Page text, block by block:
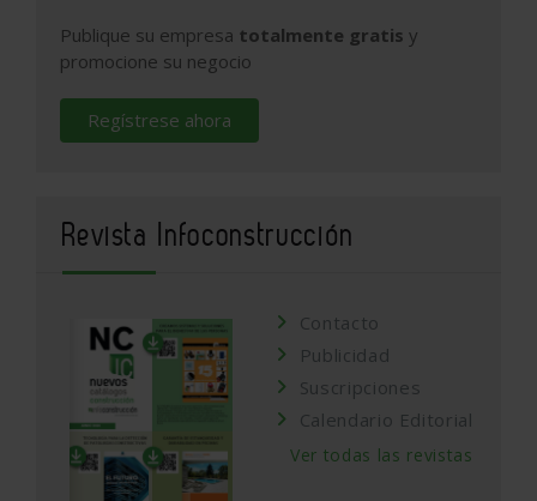
Publique su empresa totalmente gratis y
promocione su negocio
Regístrese ahora
Revista Infoconstrucción
Contacto
Publicidad
Suscripciones
Calendario Editorial
Ver todas las revistas